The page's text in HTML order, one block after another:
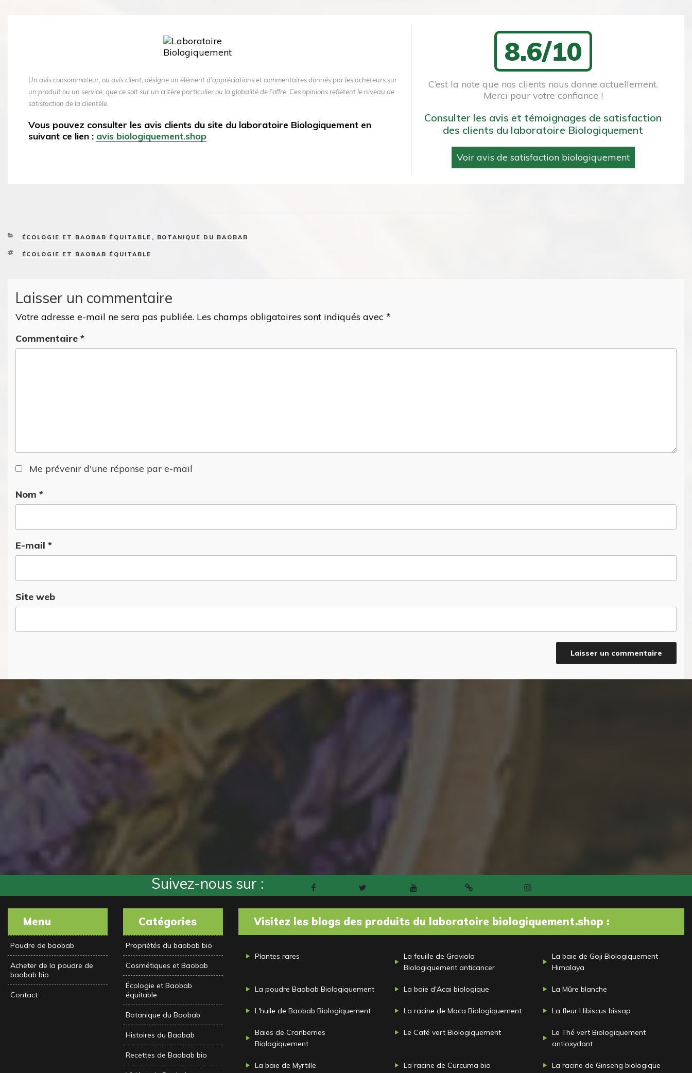
Un avis consommateur, ou avis client, désigne un élément d’appréciations et commentaires donnés par les acheteurs sur
un produit ou un service, que ce soit sur un critère particulier ou la globalité de l’offre. Ces opinions reflètent le niveau de
satisfaction de la clientèle.
Vous pouvez consulter les avis clients du site du laboratoire Biologiquement en
suivant ce lien : avis biologiquement.shop
8.6/10
C’est la note que nos clients nous donne actuellement.
Merci pour votre confiance !
Consulter les avis et témoignages de satisfaction
des clients du laboratoire Biologiquement
Voir avis de satisfaction biologiquement
CATEGORIES
ÉCOLOGIE ET BAOBAB ÉQUITABLE , BOTANIQUE DU BAOBAB
TAGS
ÉCOLOGIE ET BAOBAB ÉQUITABLE
Laisser un commentaire
Votre adresse e-mail ne sera pas publiée. Les champs obligatoires sont indiqués avec *
Commentaire *
Me prévenir d'une réponse par e-mail
Nom *
E-mail *
Site web
Suivez-nous sur :
Menu
Poudre de baobab
Acheter de la poudre de
baobab bio
Contact
Catégories
Propriétés du baobab bio
Cosmétiques et Baobab
Écologie et Baobab
équitable
Botanique du Baobab
Histoires du Baobab
Recettes de Baobab bio
Visitez les blogs des produits du laboratoire biologiquement.shop :
Plantes rares
La feuille de Graviola
Biologiquement anticancer
La baie de Goji Biologiquement
Himalaya
La poudre Baobab Biologiquement La baie d'Acai biologique La Mûre blanche
L'huile de Baobab Biologiquement La racine de Maca Biologiquement La fleur Hibiscus bissap
Baies de Cranberries
Biologiquement
Le Café vert Biologiquement
Le Thé vert Biologiquement
antioxydant
La baie de Myrtille La racine de Curcuma bio La racine de Ginseng biologique